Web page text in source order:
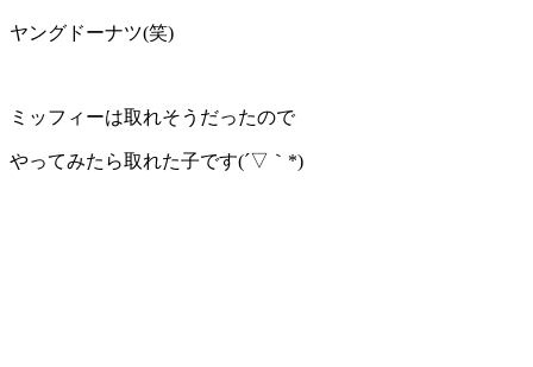
ヤングドーナツ(笑)
ミッフィーは取れそうだったので
やってみたら取れた子です(´▽｀*)